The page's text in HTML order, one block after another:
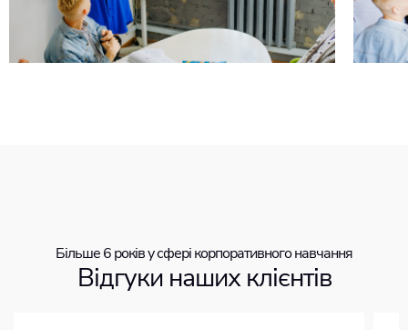
Більше 6 років у сфері корпоративного навчання
Відгуки наших клієнтів